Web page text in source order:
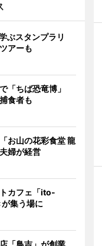
ぶスタンプラリ
アーも
「ちば恐竜博」
食者も
お山の花彩食堂 龍
婦が経営
カフェ「ito-
集う場に
「鳥吉」が創業